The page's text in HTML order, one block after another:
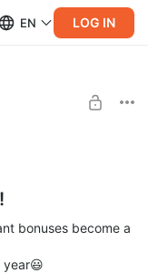
EN LOG IN
bonuses become a